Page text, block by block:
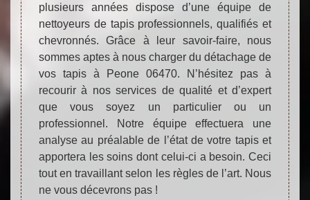
plusieurs années dispose d’une équipe de
nettoyeurs de tapis professionnels, qualifiés et
chevronnés. Grâce à leur savoir-faire, nous
sommes aptes à nous charger du détachage de
vos tapis à Peone 06470. N’hésitez pas à
recourir à nos services de qualité et d’expert
que vous soyez un particulier ou un
professionnel. Notre équipe effectuera une
analyse au préalable de l’état de votre tapis et
apportera les soins dont celui-ci a besoin. Ceci
tout en travaillant selon les règles de l’art. Nous
ne vous décevrons pas !